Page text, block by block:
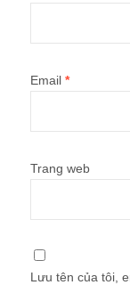
Email *
Trang web
Lưu tên của tôi,